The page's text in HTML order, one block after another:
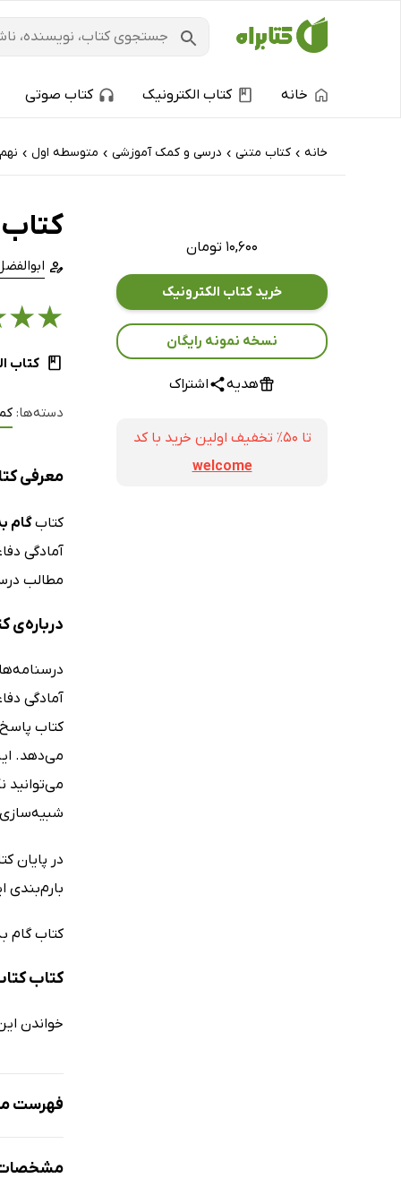
خانه کتاب الکترونیک کتاب صوتی
خانه › کتاب‌ متنی › درسی و کمک آموزشی › متوسطه اول ›
۱۰,۶۰۰ تومان
خرید کتاب الکترونیک
نسخه نمونه رایگان
هدیه اشتراک
تا ۵۰٪ تخفیف اولین خرید با کد
welcome
★
★
کتاب
دسته‌ها:
معرفی
کتابگام
آمادگی
مطالب
درباره‌ی
آمادگی
کتاب پاسخ
می‌دهد.
می‌توانید
شبیه‌سازی
در پایان
بارم‌بندی
کتاب گام
کتاب
خواندن
فهرست
مشخصات